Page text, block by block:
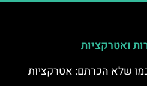
ואטרקציות
שלא הכרתם: אטרקציות